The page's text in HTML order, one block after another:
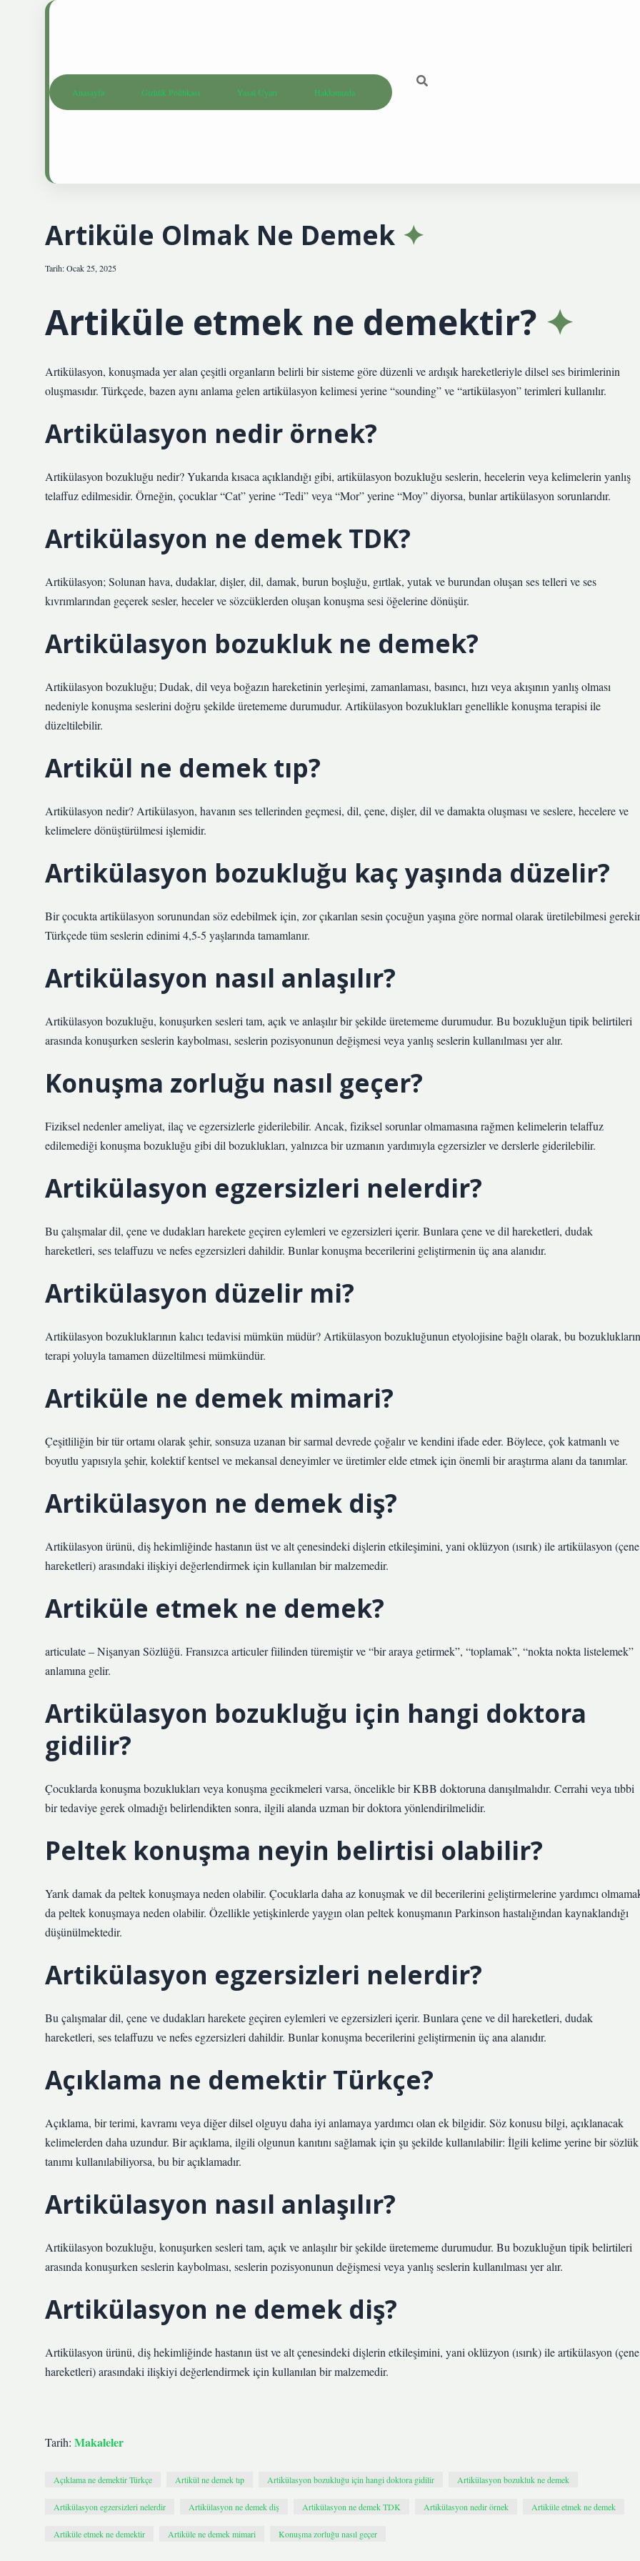
Anasayfa Gizlilik Politikası Yasal Uyarı Hakkımızda
Artiküle Olmak Ne Demek
Tarih: Ocak 25, 2025
Artiküle etmek ne demektir?
Artikülasyon, konuşmada yer alan çeşitli organların belirli bir sisteme göre düzenli ve ardışık hareketleriyle dilsel ses birimlerinin
oluşmasıdır. Türkçede, bazen aynı anlama gelen artikülasyon kelimesi yerine “sounding” ve “artikülasyon” terimleri kullanılır.
Artikülasyon nedir örnek?
Artikülasyon bozukluğu nedir? Yukarıda kısaca açıklandığı gibi, artikülasyon bozukluğu seslerin, hecelerin veya kelimelerin yanlış
telaffuz edilmesidir. Örneğin, çocuklar “Cat” yerine “Tedi” veya “Mor” yerine “Moy” diyorsa, bunlar artikülasyon sorunlarıdır.
Artikülasyon ne demek TDK?
Artikülasyon; Solunan hava, dudaklar, dişler, dil, damak, burun boşluğu, gırtlak, yutak ve burundan oluşan ses telleri ve ses
kıvrımlarından geçerek sesler, heceler ve sözcüklerden oluşan konuşma sesi öğelerine dönüşür.
Artikülasyon bozukluk ne demek?
Artikülasyon bozukluğu; Dudak, dil veya boğazın hareketinin yerleşimi, zamanlaması, basıncı, hızı veya akışının yanlış olması
nedeniyle konuşma seslerini doğru şekilde üretememe durumudur. Artikülasyon bozuklukları genellikle konuşma terapisi ile
düzeltilebilir.
Artikül ne demek tıp?
Artikülasyon nedir? Artikülasyon, havanın ses tellerinden geçmesi, dil, çene, dişler, dil ve damakta oluşması ve seslere, hecelere ve
kelimelere dönüştürülmesi işlemidir.
Artikülasyon bozukluğu kaç yaşında düzelir?
Bir çocukta artikülasyon sorunundan söz edebilmek için, zor çıkarılan sesin çocuğun yaşına göre normal olarak üretilebilmesi
Türkçede tüm seslerin edinimi 4,5-5 yaşlarında tamamlanır.
Artikülasyon nasıl anlaşılır?
Artikülasyon bozukluğu, konuşurken sesleri tam, açık ve anlaşılır bir şekilde üretememe durumudur. Bu bozukluğun tipik belirtileri
arasında konuşurken seslerin kaybolması, seslerin pozisyonunun değişmesi veya yanlış seslerin kullanılması yer alır.
Konuşma zorluğu nasıl geçer?
Fiziksel nedenler ameliyat, ilaç ve egzersizlerle giderilebilir. Ancak, fiziksel sorunlar olmamasına rağmen kelimelerin telaffuz
edilemediği konuşma bozukluğu gibi dil bozuklukları, yalnızca bir uzmanın yardımıyla egzersizler ve derslerle giderilebilir.
Artikülasyon egzersizleri nelerdir?
Bu çalışmalar dil, çene ve dudakları harekete geçiren eylemleri ve egzersizleri içerir. Bunlara çene ve dil hareketleri, dudak
hareketleri, ses telaffuzu ve nefes egzersizleri dahildir. Bunlar konuşma becerilerini geliştirmenin üç ana alanıdır.
Artikülasyon düzelir mi?
Artikülasyon bozukluklarının kalıcı tedavisi mümkün müdür? Artikülasyon bozukluğunun etyolojisine bağlı olarak, bu bozuklukların
terapi yoluyla tamamen düzeltilmesi mümkündür.
Artiküle ne demek mimari?
Çeşitliliğin bir tür ortamı olarak şehir, sonsuza uzanan bir sarmal devrede çoğalır ve kendini ifade eder. Böylece, çok katmanlı ve
boyutlu yapısıyla şehir, kolektif kentsel ve mekansal deneyimler ve üretimler elde etmek için önemli bir araştırma alanı da tanımlar.
Artikülasyon ne demek diş?
Artikülasyon ürünü, diş hekimliğinde hastanın üst ve alt çenesindeki dişlerin etkileşimini, yani oklüzyon (ısırık) ile artikülasyon (çene
hareketleri) arasındaki ilişkiyi değerlendirmek için kullanılan bir malzemedir.
Artiküle etmek ne demek?
articulate – Nişanyan Sözlüğü. Fransızca articuler fiilinden türemiştir ve “bir araya getirmek”, “toplamak”, “nokta nokta listelemek”
anlamına gelir.
Artikülasyon bozukluğu için hangi doktora
gidilir?
Çocuklarda konuşma bozuklukları veya konuşma gecikmeleri varsa, öncelikle bir KBB doktoruna danışılmalıdır. Cerrahi veya tıbbi
bir tedaviye gerek olmadığı belirlendikten sonra, ilgili alanda uzman bir doktora yönlendirilmelidir.
Peltek konuşma neyin belirtisi olabilir?
Yarık damak da peltek konuşmaya neden olabilir. Çocuklarla daha az konuşmak ve dil becerilerini geliştirmelerine yardımcı
da peltek konuşmaya neden olabilir. Özellikle yetişkinlerde yaygın olan peltek konuşmanın Parkinson hastalığından kaynaklandığı
düşünülmektedir.
Artikülasyon egzersizleri nelerdir?
Bu çalışmalar dil, çene ve dudakları harekete geçiren eylemleri ve egzersizleri içerir. Bunlara çene ve dil hareketleri, dudak
hareketleri, ses telaffuzu ve nefes egzersizleri dahildir. Bunlar konuşma becerilerini geliştirmenin üç ana alanıdır.
Açıklama ne demektir Türkçe?
Açıklama, bir terimi, kavramı veya diğer dilsel olguyu daha iyi anlamaya yardımcı olan ek bilgidir. Söz konusu bilgi, açıklanacak
kelimelerden daha uzundur. Bir açıklama, ilgili olgunun kanıtını sağlamak için şu şekilde kullanılabilir: İlgili kelime yerine bir sözlük
tanımı kullanılabiliyorsa, bu bir açıklamadır.
Artikülasyon nasıl anlaşılır?
Artikülasyon bozukluğu, konuşurken sesleri tam, açık ve anlaşılır bir şekilde üretememe durumudur. Bu bozukluğun tipik belirtileri
arasında konuşurken seslerin kaybolması, seslerin pozisyonunun değişmesi veya yanlış seslerin kullanılması yer alır.
Artikülasyon ne demek diş?
Artikülasyon ürünü, diş hekimliğinde hastanın üst ve alt çenesindeki dişlerin etkileşimini, yani oklüzyon (ısırık) ile artikülasyon (çene
hareketleri) arasındaki ilişkiyi değerlendirmek için kullanılan bir malzemedir.
Tarih: Makaleler
Açıklama ne demektir Türkçe Artikül ne demek tıp Artikülasyon bozukluğu için hangi doktora gidilir Artikülasyon bozukluk ne demek
Artikülasyon egzersizleri nelerdir Artikülasyon ne demek diş Artikülasyon ne demek TDK Artikülasyon nedir örnek Artiküle etmek ne demek
Artiküle etmek ne demektir Artiküle ne demek mimari Konuşma zorluğu nasıl geçer